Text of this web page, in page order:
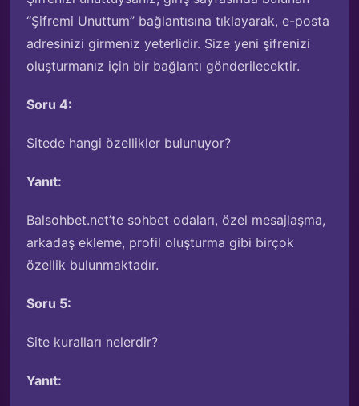
“Şifremi Unuttum” bağlantısına tıklayarak, e-posta
adresinizi girmeniz yeterlidir. Size yeni şifrenizi
oluşturmanız için bir bağlantı gönderilecektir.
Soru 4:
Sitede hangi özellikler bulunuyor?
Yanıt:
Balsohbet.net’te sohbet odaları, özel mesajlaşma,
arkadaş ekleme, profil oluşturma gibi birçok
özellik bulunmaktadır.
Soru 5:
Site kuralları nelerdir?
Yanıt: